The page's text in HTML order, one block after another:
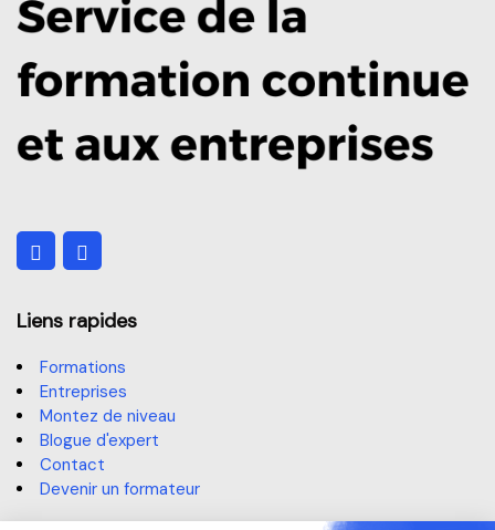
Liens rapides
Formations
Entreprises
Montez de niveau
Blogue d'expert
Contact
Devenir un formateur